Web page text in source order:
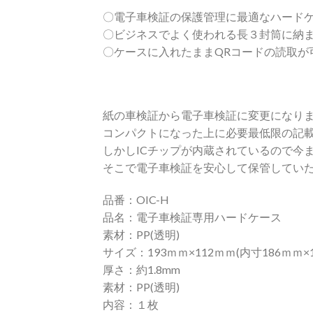
〇電子車検証の保護管理に最適なハード
〇ビジネスでよく使われる長３封筒に納
〇ケースに入れたままQRコードの読取が
紙の車検証から電子車検証に変更になり
コンパクトになった上に必要最低限の記
しかしICチップが内蔵されているので今
そこで電子車検証を安心して保管してい
品番：OIC-H
品名：電子車検証専用ハードケース
素材：PP(透明)
サイズ：193ｍｍ×112ｍｍ(内寸186ｍｍ
厚さ：約1.8mm
素材：PP(透明)
内容：１枚